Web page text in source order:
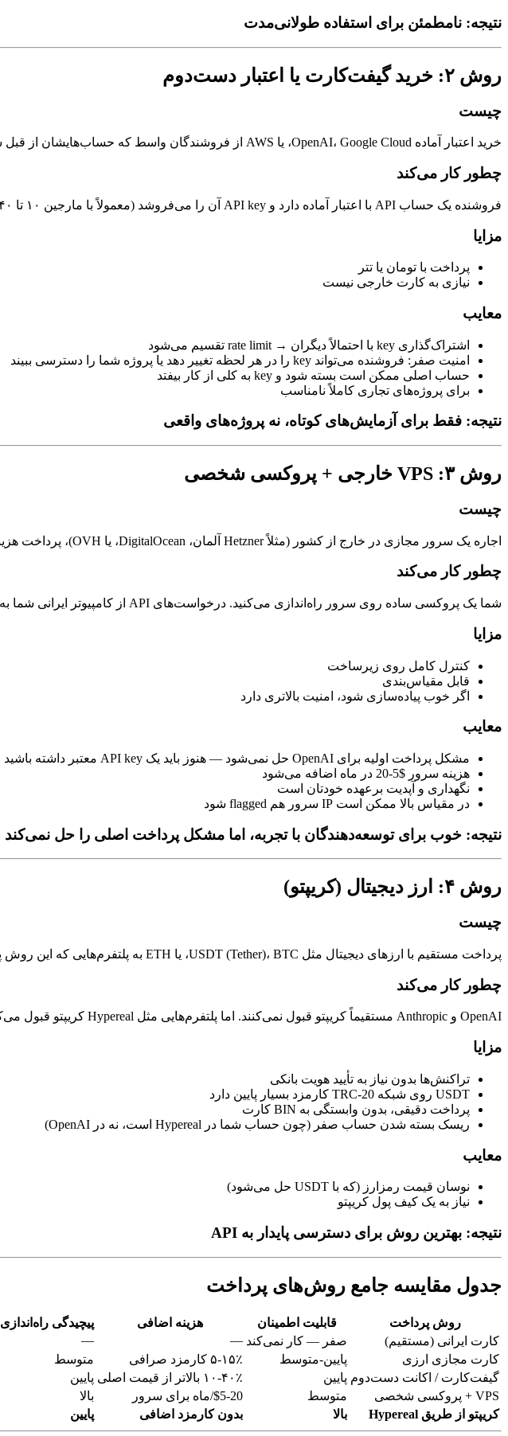
نتیجه: نامطمئن برای استفاده طولانی‌مدت
روش ۲: خرید گیفت‌کارت یا اعتبار دست‌دوم
چیست
خرید اعتبار آماده OpenAI، Google Cloud، یا AWS از فروشندگان واسط که حساب‌هایشان از قبل شارژ شده است.
چطور کار می‌کند
فروشنده یک حساب API با اعتبار آماده دارد و API key آن را می‌فروشد (معمولاً با مارجین ۱۰ تا ۴۰ درصد بالاتر از قیمت اصلی).
مزایا
پرداخت با تومان یا تتر
نیازی به کارت خارجی نیست
معایب
اشتراک‌گذاری key با احتمالاً دیگران → rate limit تقسیم می‌شود
امنیت صفر: فروشنده می‌تواند key را در هر لحظه تغییر دهد یا پروژه شما را دسترسی ببیند
حساب اصلی ممکن است بسته شود و key به کلی از کار بیفتد
برای پروژه‌های تجاری کاملاً نامناسب
نتیجه: فقط برای آزمایش‌های کوتاه، نه پروژه‌های واقعی
روش ۳: VPS خارجی + پروکسی شخصی
چیست
اجاره یک سرور مجازی در خارج از کشور (مثلاً Hetzner آلمان، DigitalOcean، یا OVH)، پرداخت هزینه سرور با ارز دیجیتال، و ارسال تمام درخواست‌های API از طریق آن سرور.
چطور کار می‌کند
شما یک پروکسی ساده روی سرور راه‌اندازی می‌کنید. درخواست‌های API از کامپیوتر ایرانی شما به سرور خارجی می‌رسد و از آنجا به OpenAI/Anthropic ارسال می‌شود.
مزایا
کنترل کامل روی زیرساخت
قابل مقیاس‌بندی
اگر خوب پیاده‌سازی شود، امنیت بالاتری دارد
معایب
مشکل پرداخت اولیه برای OpenAI حل نمی‌شود — هنوز باید یک API key معتبر داشته باشید
هزینه سرور $5-20 در ماه اضافه می‌شود
نگهداری و آپدیت برعهده خودتان است
در مقیاس بالا ممکن است IP سرور هم flagged شود
نتیجه: خوب برای توسعه‌دهندگان با تجربه، اما مشکل پرداخت اصلی را حل نمی‌کند
روش ۴: ارز دیجیتال (کریپتو)
چیست
پرداخت مستقیم با ارزهای دیجیتال مثل USDT (Tether)، BTC، یا ETH به پلتفرم‌هایی که این روش پرداخت را می‌پذیرند.
چطور کار می‌کند
OpenAI و Anthropic مستقیماً کریپتو قبول نمی‌کنند. اما پلتفرم‌هایی مثل Hypereal کریپتو قبول می‌کنند، اعتبار شارژ می‌کنند، و دسترسی API به همه مدل‌های اصلی می‌دهند.
مزایا
تراکنش‌ها بدون نیاز به تأیید هویت بانکی
USDT روی شبکه TRC-20 کارمزد بسیار پایین دارد
پرداخت دقیقی، بدون وابستگی به BIN کارت
ریسک بسته شدن حساب صفر (چون حساب شما در Hypereal است، نه در OpenAI)
معایب
نوسان قیمت رمزارز (که با USDT حل می‌شود)
نیاز به یک کیف پول کریپتو
نتیجه: بهترین روش برای دسترسی پایدار به API
جدول مقایسه جامع روش‌های پرداخت
روش پرداخت قابلیت اطمینان هزینه اضافی پیچیدگی راه‌اندازی
کارت ایرانی (مستقیم)
صفر — کار نمی‌کند —
—
کارت مجازی ارزی
پایین-متوسط ۵-۱۵٪ کارمزد صرافی متوسط
گیفت‌کارت / اکانت دست‌دوم پایین ۱۰-۴۰٪ بالاتر از قیمت اصلی پایین
VPS + پروکسی شخصی
متوسط $5-20/ماه برای سرور بالا
کریپتو از طریق Hypereal
بالا بدون کارمزد اضافی پایین